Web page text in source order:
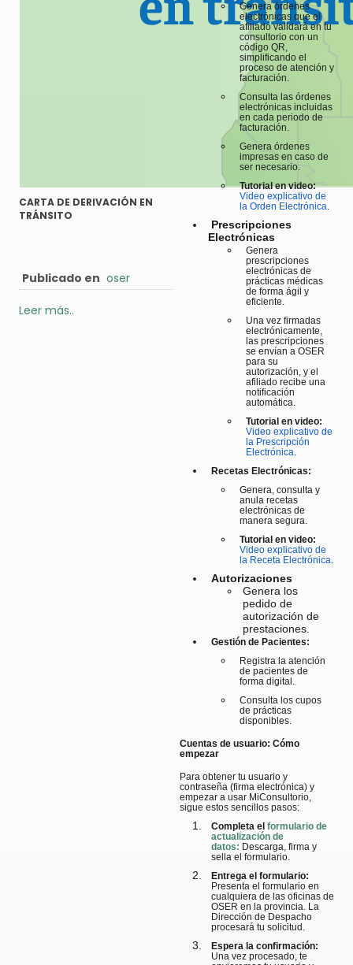
CARTA DE DERIVACIÓN EN
TRÁNSITO
Publicado en oser
Leer más..
Genera órdenes
electrónicas que el
afiliado validará en tu
consultorio con un
código QR,
simplificando el
proceso de atención y
facturación.
Consulta las órdenes
electrónicas incluidas
en cada periodo de
facturación.
Genera órdenes
impresas en caso de
ser necesario.
Tutorial en video:
Video explicativo de
la Orden Electrónica.
Prescripciones
Electrónicas
Genera
prescripciones
electrónicas de
prácticas médicas
de forma ágil y
eficiente.
Una vez firmadas
electrónicamente,
las prescripciones
se envían a OSER
para su
autorización, y el
afiliado recibe una
notificación
automática.
Tutorial en video:
Video explicativo de
la Prescripción
Electrónica.
Recetas Electrónicas:
Genera, consulta y
anula recetas
electrónicas de
manera segura.
Tutorial en video:
Video explicativo de
la Receta Electrónica.
Autorizaciones
Genera los
pedido de
autorización de
prestaciones.
Gestión de Pacientes:
Registra la atención
de pacientes de
forma digital.
Consulta los cupos
de prácticas
disponibles.
Cuentas de usuario: Cómo
empezar
Para obtener tu usuario y
contraseña (firma electrónica) y
empezar a usar MiConsultorio,
sigue estos sencillos pasos:
Completa el formulario de
actualización de
datos: Descarga, firma y
sella el formulario.
Entrega el formulario:
Presenta el formulario en
cualquiera de las oficinas de
OSER en la provincia. La
Dirección de Despacho
procesará tu solicitud.
Espera la confirmación:
Una vez procesado, te